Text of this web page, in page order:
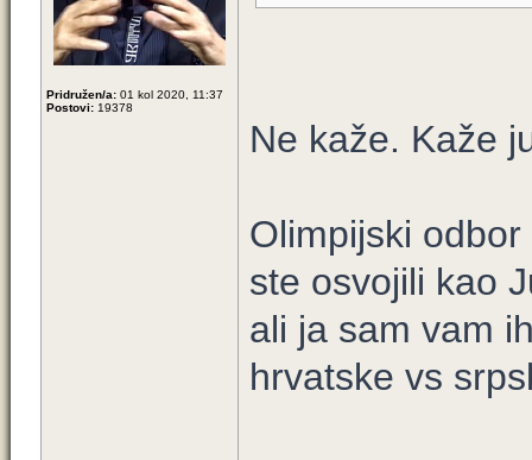
Pridružen/a: 01 kol 2020, 11:37
Postovi: 19378
Ne kaže. Kaže
Olimpijski
ste osvojili kao
ali ja sam vam
hrvatske vs